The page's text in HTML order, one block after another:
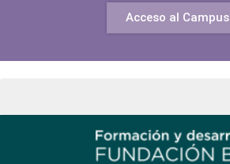
Acceso al Campus